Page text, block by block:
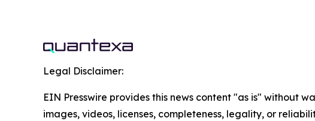
Legal Disclaimer:
EIN Presswire provides this news content "as is" without
images, videos, licenses, completeness, legality, or